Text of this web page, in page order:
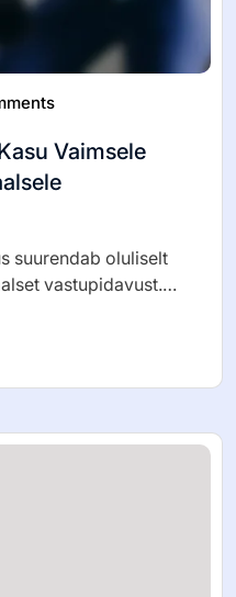
Vaimsele
suurendab oluliselt
vastupidavust.…